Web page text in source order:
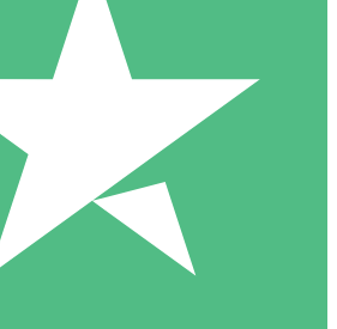
Créditos Individuais
uso com créditos de download. Sem
1000